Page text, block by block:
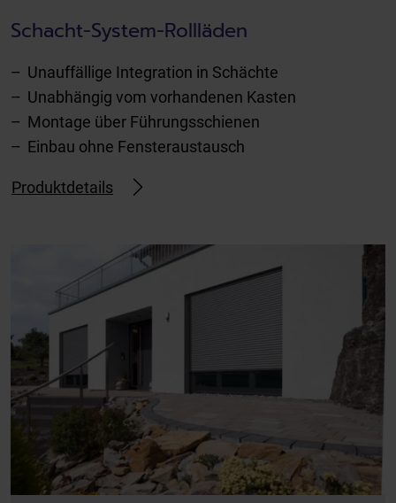
Schacht-System-Rollläden
Unauffällige Integration in Schächte
Unabhängig vom vorhandenen Kasten
Montage über Führungsschienen
Einbau ohne Fensteraustausch
Produktdetails